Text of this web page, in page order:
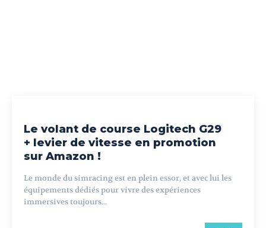
Le volant de course Logitech G29
+ levier de vitesse en promotion
sur Amazon !
Le monde du simracing est en plein essor, et avec lui les
équipements dédiés pour vivre des expériences
immersives toujours...